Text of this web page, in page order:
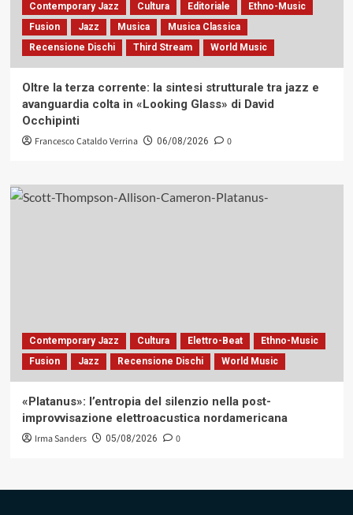
Contemporary Jazz Cultura Editoriale
Ethno-Music
Fusion
Jazz Musica
Musica Classica
Recensione Dischi
Third Stream World Music
Oltre la terza corrente: la sintesi strutturale tra jazz e
avanguardia colta in «Looking Glass» di David
Occhipinti
Francesco Cataldo Verrina 06/08/2026 0
Contemporary Jazz Cultura Elettro-Beat
Ethno-Music
Fusion
Jazz Recensione Dischi World Music
«Platanus»: l’entropia del silenzio nella post-
improvvisazione elettroacustica nordamericana
Irma Sanders 05/08/2026 0